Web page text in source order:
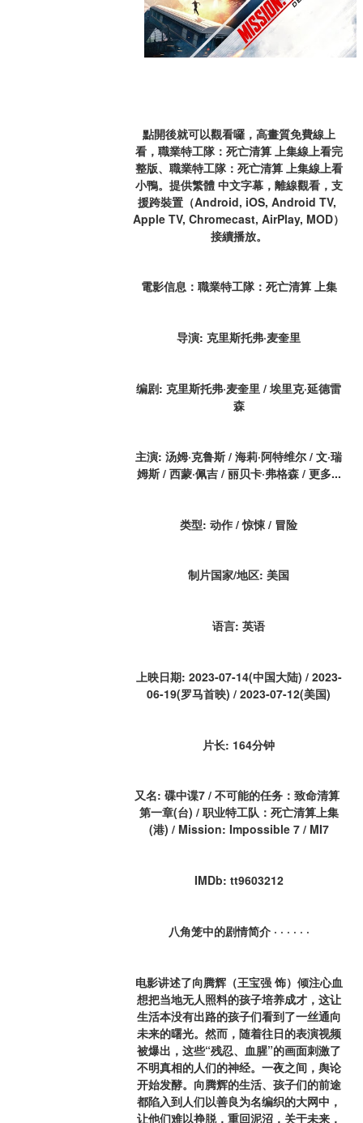
點開後就可以觀看囉，高畫質免費線上
看，職業特工隊：死亡清算 上集線上看完
整版、職業特工隊：死亡清算 上集線上看
小鴨。提供繁體 中文字幕，離線觀看，支
援跨裝置（Android, iOS, Android TV,
Apple TV, Chromecast, AirPlay, MOD）
接續播放。
電影信息：職業特工隊：死亡清算 上集
导演: 克里斯托弗·麦奎里
编剧: 克里斯托弗·麦奎里 / 埃里克·延德雷
森
主演: 汤姆·克鲁斯 / 海莉·阿特维尔 / 文·瑞
姆斯 / 西蒙·佩吉 / 丽贝卡·弗格森 / 更多...
类型: 动作 / 惊悚 / 冒险
制片国家/地区: 美国
语言: 英语
上映日期: 2023-07-14(中国大陆) / 2023-
06-19(罗马首映) / 2023-07-12(美国)
片长: 164分钟
又名: 碟中谍7 / 不可能的任务：致命清算
第一章(台) / 职业特工队：死亡清算上集
(港) / Mission: Impossible 7 / MI7
IMDb: tt9603212
八角笼中的剧情简介 · · · · · ·
电影讲述了向腾辉（王宝强 饰）倾注心血
想把当地无人照料的孩子培养成才，这让
生活本没有出路的孩子们看到了一丝通向
未来的曙光。然而，随着往日的表演视频
被爆出，这些“残忍、血腥”的画面刺激了
不明真相的人们的神经。一夜之间，舆论
开始发酵。向腾辉的生活、孩子们的前途
都陷入到人们以善良为名编织的大网中，
让他们难以挣脱，重回泥沼，关于未来，